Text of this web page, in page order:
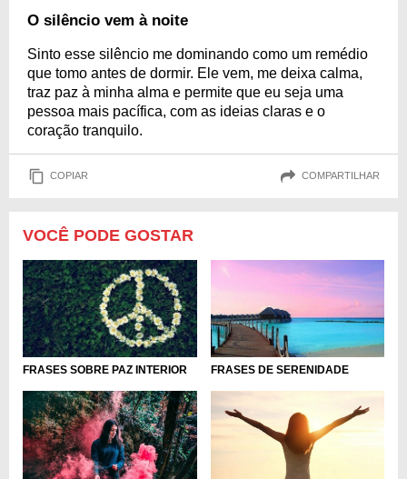
O silêncio vem à noite
Sinto esse silêncio me dominando como um remédio
que tomo antes de dormir. Ele vem, me deixa calma,
traz paz à minha alma e permite que eu seja uma
pessoa mais pacífica, com as ideias claras e o
coração tranquilo.
COPIAR COMPARTILHAR
VOCÊ PODE GOSTAR
FRASES SOBRE PAZ INTERIOR FRASES DE SERENIDADE